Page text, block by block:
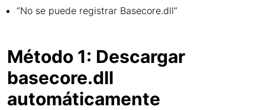
“No se puede registrar Basecore.dll“
Método 1: Descargar
basecore.dll
automáticamente